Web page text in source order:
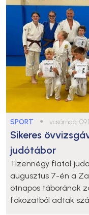
SPORT ● vasárnap,
Sikeres
judótábor
Tizennégy fiatal
augusztus 7-én a
ötnapos táborának
fokozatból adtak